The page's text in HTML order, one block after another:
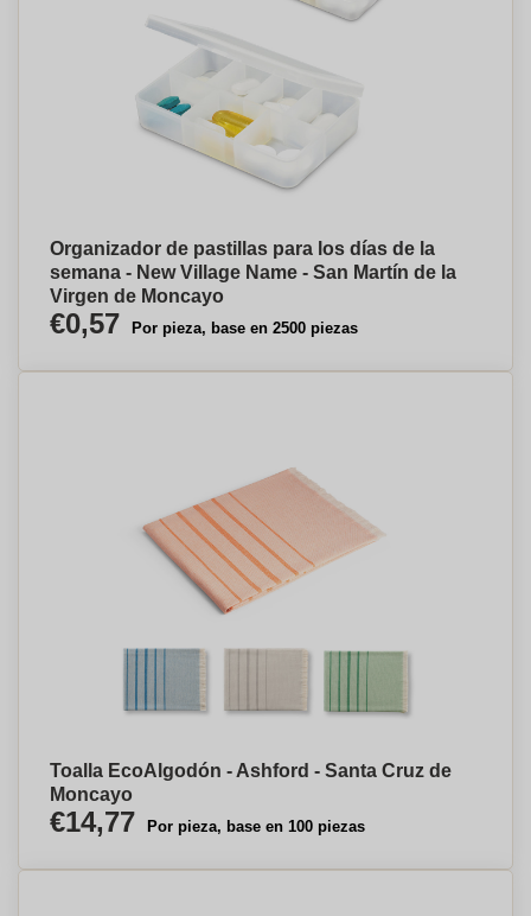
Organizador de pastillas para los días de la
semana - New Village Name - San Martín de la
Virgen de Moncayo
€0,57 Por pieza, base en 2500 piezas
Toalla EcoAlgodón - Ashford - Santa Cruz de
Moncayo
€14,77 Por pieza, base en 100 piezas